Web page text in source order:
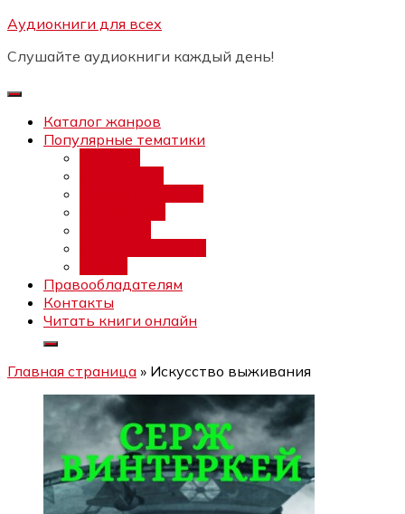
Перейти
содержимому
Аудиокниги для всех
Слушайте аудиокниги каждый день!
Каталог жанров
Популярные тематики
Правообладателям
Контакты
Читать книги онлайн
Главная страница » Искусство выживания
Бесплатный интенсив:
каналов"